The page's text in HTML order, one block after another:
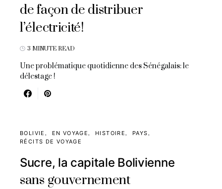
de façon de distribuer
l’électricité!
3 MINUTE READ
Une problématique quotidienne des Sénégalais: le
délestage !
BOLIVIE EN VOYAGE HISTOIRE
PAYS
RÉCITS DE VOYAGE
Sucre, la capitale Bolivienne
sans gouvernement